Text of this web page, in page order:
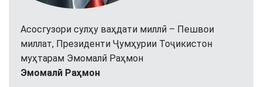
Асосгузори сулҳу ваҳдати миллӣ – Пешвои
миллат, Президенти Ҷумҳурии Тоҷикистон
муҳтарам Эмомалӣ Раҳмон
Эмомалӣ Раҳмон